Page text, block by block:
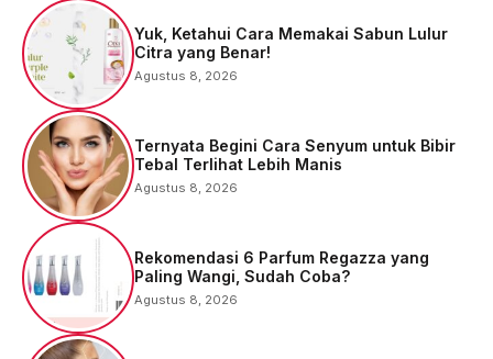
Yuk, Ketahui Cara Memakai Sabun Lulur
Citra yang Benar!
Agustus 8, 2026
Ternyata Begini Cara Senyum untuk Bibir
Tebal Terlihat Lebih Manis
Agustus 8, 2026
Rekomendasi 6 Parfum Regazza yang
Paling Wangi, Sudah Coba?
Agustus 8, 2026